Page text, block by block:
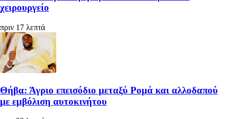
χειρουργείο
πριν 17 λεπτά
Θήβα: Άγριο επεισόδιο μεταξύ Ρομά και αλλοδαπού
με εμβόλιση αυτοκινήτου